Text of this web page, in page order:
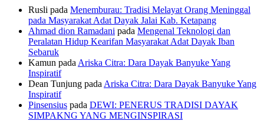
Rusli pada Menemburau: Tradisi Melayat Orang Meninggal
pada Masyarakat Adat Dayak Jalai Kab. Ketapang
Ahmad dion Ramadani pada Mengenal Teknologi dan
Peralatan Hidup Kearifan Masyarakat Adat Dayak Iban
Sebaruk
Kamun pada Ariska Citra: Dara Dayak Banyuke Yang
Inspiratif
Dean Tunjung pada Ariska Citra: Dara Dayak Banyuke Yang
Inspiratif
Pinsensius pada DEWI: PENERUS TRADISI DAYAK
SIMPAKNG YANG MENGINSPIRASI